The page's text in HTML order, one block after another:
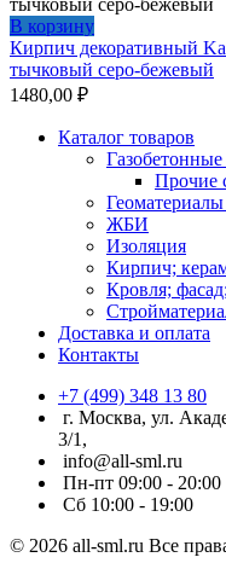
В корзину
Кирпич декоративный
тычковый серо-бежевый
1480,00 ₽
Каталог товаров
Прочие
ЖБИ
Изоляция
Кирпич;
Кровля;
Доставка и оплата
Контакты
+7 (499) 348 13 80
г. Москва, ул.
3/1,
info@all-sml.ru
Пн-пт 09:00 - 20:00
Сб 10:00 - 19:00
© 2026 all-sml.ru Все